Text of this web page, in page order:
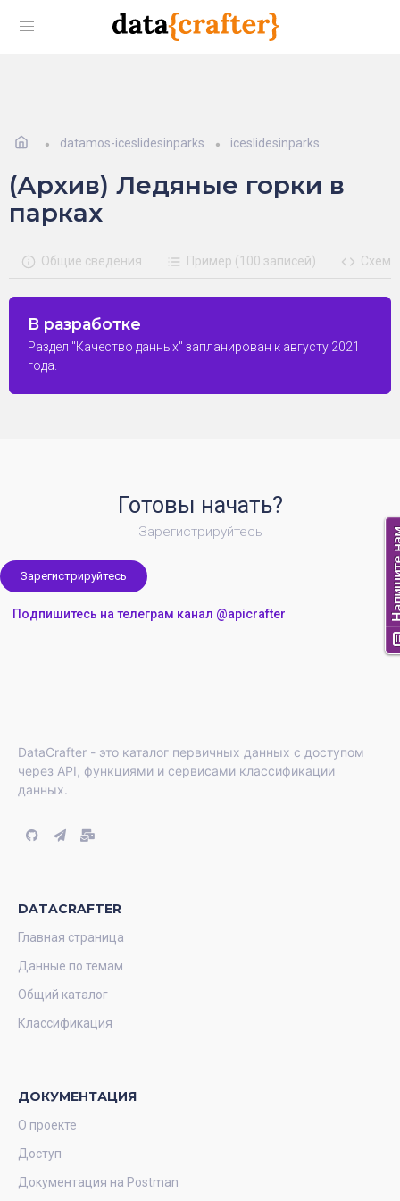
datamos-iceslidesinparks iceslidesinparks
(Архив) Ледяные горки в
парках
Общие сведения Пример (100 записей) Схема
В разработке
Раздел "Качество данных" запланирован к августу 2021
года.
Готовы начать?
Зарегистрируйтесь
Зарегистрируйтесь
Подпишитесь на телеграм канал @apicrafter
DataCrafter - это каталог первичных данных с доступом
через API, функциями и сервисами классификации
данных.
DATACRAFTER
Главная страница
Данные по темам
Общий каталог
Классификация
ДОКУМЕНТАЦИЯ
О проекте
Доступ
Документация на Postman